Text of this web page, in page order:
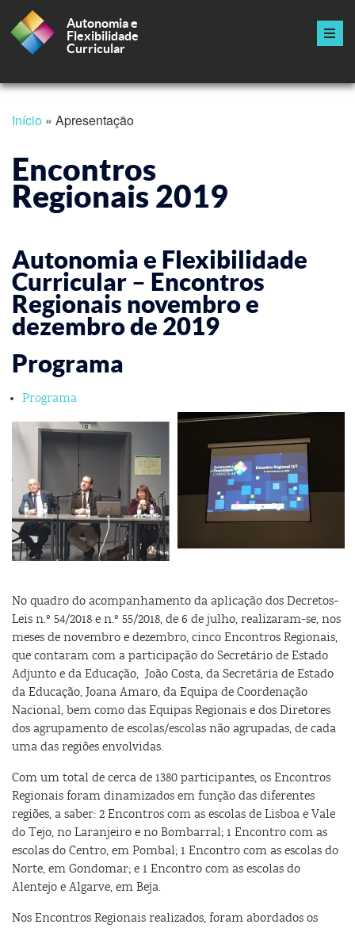
Passar
para
conteúdo
principal
Autonomia e
Flexibilidade
Curricular
Navegação
principal
estrutural
Início Apresentação
Encontros
Regionais 2019
Autonomia e Flexibilidade
Curricular – Encontros
Regionais novembro e
dezembro de 2019
Programa
Programa
No quadro do acompanhamento da aplicação dos Decretos-
Leis n.º 54/2018 e n.º 55/2018, de 6 de julho, realizaram-se, nos
meses de novembro e dezembro, cinco Encontros Regionais,
que contaram com a participação do Secretário de Estado
Adjunto e da Educação, João Costa, da Secretária de Estado
da Educação, Joana Amaro, da Equipa de Coordenação
Nacional, bem como das Equipas Regionais e dos Diretores
dos agrupamento de escolas/escolas não agrupadas, de cada
uma das regiões envolvidas.
Com um total de cerca de 1380 participantes, os Encontros
Regionais foram dinamizados em função das diferentes
regiões, a saber: 2 Encontros com as escolas de Lisboa e Vale
do Tejo, no Laranjeiro e no Bombarral; 1 Encontro com as
escolas do Centro, em Pombal; 1 Encontro com as escolas do
Norte, em Gondomar; e 1 Encontro com as escolas do
Alentejo e Algarve, em Beja.
Nos Encontros Regionais realizados, foram abordados os